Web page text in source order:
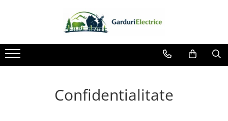
Toate Produsele
Impulsor - Generator Impulsuri -
Pulsator Gard Electric
NEXON HEAVYSHOCKConfidentialitate